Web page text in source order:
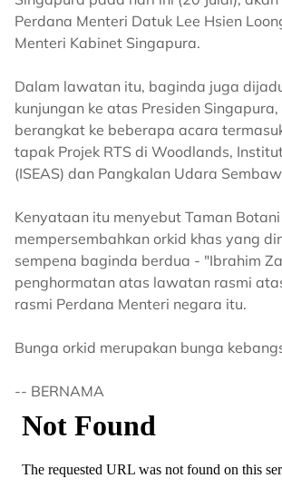
Perdana Menteri Datuk Lee Hsien
Menteri Kabinet Singapura.
Dalam lawatan itu, baginda juga
kunjungan ke atas Presiden
berangkat ke beberapa acara
tapak Projek RTS di Woodlands,
(ISEAS) dan Pangkalan Udara
Kenyataan itu menyebut Taman
mempersembahkan orkid khas yang
sempena baginda berdua - "Ibrahim
penghormatan atas lawatan rasmi
rasmi Perdana Menteri negara itu.
Bunga orkid merupakan bunga
-- BERNAMA